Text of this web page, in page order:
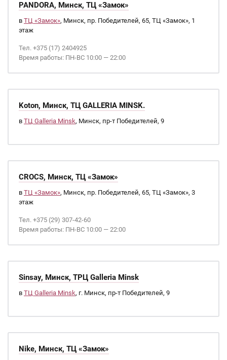
PANDORA, Минск, ТЦ «Замок»
в ТЦ «Замок», Минск, пр. Победителей, 65, ТЦ «Замок», 1
этаж
Тел. +375 (17) 2404925
Время работы: ПН-ВС 10:00 — 22:00
Koton, Минск, ТЦ GALLERIA MINSK.
в ТЦ Galleria Minsk, Минск, пр-т Победителей, 9
CROCS, Минск, ТЦ «Замок»
в ТЦ «Замок», Минск, пр. Победителей, 65, ТЦ «Замок», 3
этаж
Тел. +375 (29) 307-42-60
Время работы: ПН-ВС 10:00 — 22:00
Sinsay, Минск, ТРЦ Galleria Minsk
в ТЦ Galleria Minsk, г. Минск, пр-т Победителей, 9
Nike, Минск, ТЦ «Замок»